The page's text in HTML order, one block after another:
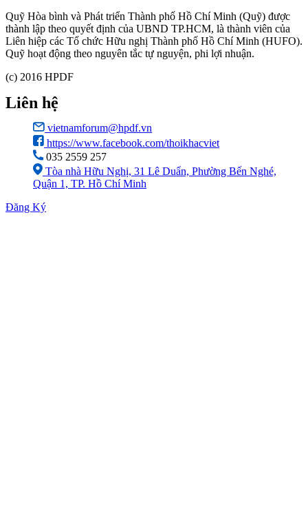
Quỹ Hòa bình và Phát triển Thành phố Hồ Chí Minh (Quỹ) được
thành lập theo quyết định của UBND TP.HCM, là thành viên của
Liên hiệp các Tổ chức Hữu nghị Thành phố Hồ Chí Minh (HUFO).
Quỹ hoạt động theo nguyên tắc tự nguyện, phi lợi nhuận.
(c) 2016 HPDF
Liên hệ
vietnamforum@hpdf.vn
https://www.facebook.com/thoikhacviet
035 2559 257
Tòa nhà Hữu Nghị, 31 Lê Duẩn, Phường Bến Nghé,
Quận 1, TP. Hồ Chí Minh
Đăng Ký